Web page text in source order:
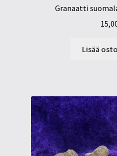
Granaatti
Lisää